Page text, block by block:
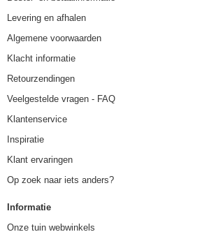
Levering en afhalen
Algemene voorwaarden
Klacht informatie
Retourzendingen
Veelgestelde vragen - FAQ
Klantenservice
Inspiratie
Klant ervaringen
Op zoek naar iets anders?
Informatie
Onze tuin webwinkels